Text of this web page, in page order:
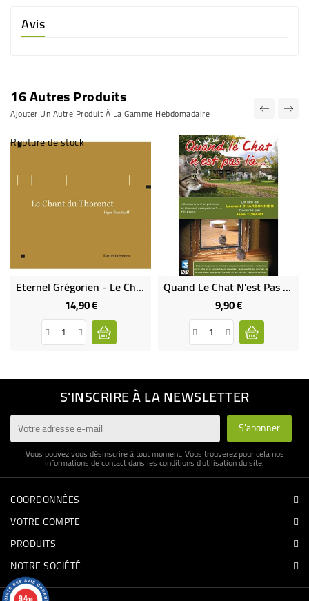
Avis
16 Autres Produits
Ajouter Un Autre Produit À La Gamme Hebdomadaire
Rupture de stock
Eternel Grégorien - Le Chant Du Thoronet - Iegor Reznikoff
14,90 €Prix
Quand Le Chat N'est Pas Là...DVD (neuf)
9,90 €Prix
S'INSCRIRE À LA NEWSLETTER
Vous pouvez vous désinscrire à tout moment. Vous trouverez pour cela nos
informations de contact dans les conditions d'utilisation du site.
COORDONNÉES
VOTRE COMPTE
PRODUITS
NOTRE SOCIÉTÉ
9.4/10